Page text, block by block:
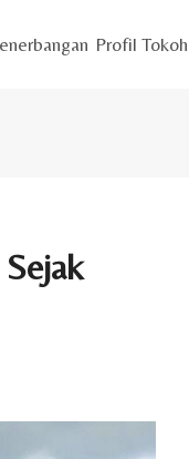
Profil Tokoh